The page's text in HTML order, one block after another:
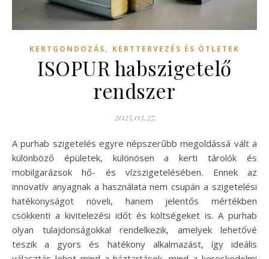
KERTGONDOZÁS, KERTTERVEZÉS ÉS ÖTLETEK
ISOPUR habszigetelő
rendszer
2025.03.27.
A purhab szigetelés egyre népszerűbb megoldássá vált a
különböző épületek, különösen a kerti tárolók és
mobilgarázsok hő- és vízszigetelésében. Ennek az
innovatív anyagnak a használata nem csupán a szigetelési
hatékonyságot növeli, hanem jelentős mértékben
csökkenti a kivitelezési időt és költségeket is. A purhab
olyan tulajdonságokkal rendelkezik, amelyek lehetővé
teszik a gyors és hatékony alkalmazást, így ideális